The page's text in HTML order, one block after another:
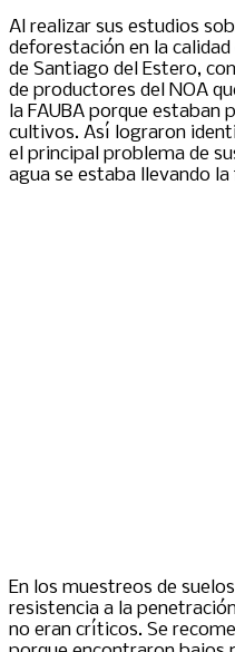
Al realizar sus estudios
deforestación en la
de Santiago del Estero,
de productores del NOA
la FAUBA porque estaban
cultivos. Así lograron
el principal problema de
agua se estaba llevando
En los muestreos de
resistencia a la
no eran críticos. Se